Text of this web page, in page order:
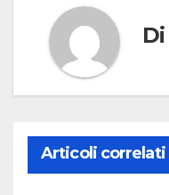
Di
Articoli correlati